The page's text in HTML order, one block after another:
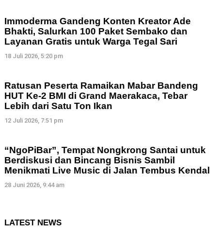
Immoderma Gandeng Konten Kreator Ade
Bhakti, Salurkan 100 Paket Sembako dan
Layanan Gratis untuk Warga Tegal Sari
18 Juli 2026, 5:20 pm
Ratusan Peserta Ramaikan Mabar Bandeng
HUT Ke-2 BMI di Grand Maerakaca, Tebar
Lebih dari Satu Ton Ikan
12 Juli 2026, 7:51 pm
“NgoPiBar”, Tempat Nongkrong Santai untuk
Berdiskusi dan Bincang Bisnis Sambil
Menikmati Live Music di Jalan Tembus Kendal
28 Juni 2026, 9:44 am
LATEST NEWS